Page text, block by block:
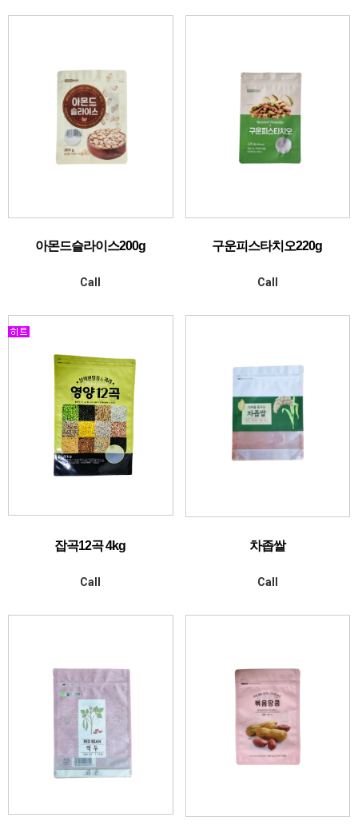
아몬드슬라이스200g
Call
구운피스타치오220g
Call
잡곡12곡 4kg
Call
차좁쌀
Call